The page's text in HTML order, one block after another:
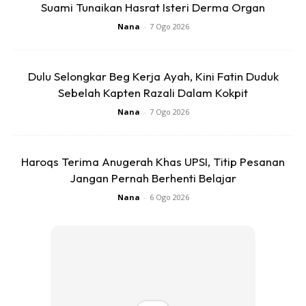
1. Bertenang,jangan panik.
Ini langkah pertama dan yang paling utama kerana apabila
Suami Tunaikan Hasrat Isteri Derma Organ
Nana - 7 Ogo 2026
Dulu Selongkar Beg Kerja Ayah, Kini Fatin Duduk
Sebelah Kapten Razali Dalam Kokpit
Nana - 7 Ogo 2026
Haroqs Terima Anugerah Khas UPSI, Titip Pesanan
Jangan Pernah Berhenti Belajar
Nana - 6 Ogo 2026